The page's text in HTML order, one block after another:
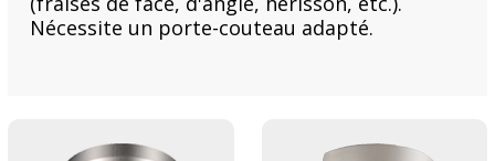
Nécessite un porte-couteau adapté.